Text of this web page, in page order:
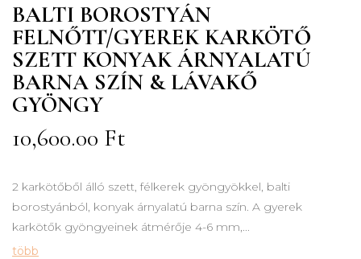
BALTI BOROSTYÁN
FELNŐTT/GYEREK KARKÖTŐ
SZETT KONYAK ÁRNYALATÚ
BARNA SZÍN & LÁVAKŐ
GYÖNGY
10,600.00 Ft
2 karkötőből álló szett, félkerek gyöngyökkel, balti
borostyánból, konyak árnyalatú barna szín. A gyerek
karkötők gyöngyeinek átmérője 4-6 mm,...
több